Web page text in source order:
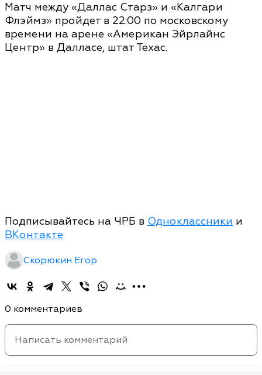
Матч между «Даллас Старз» и «Калгари
Флэймз» пройдет в 22:00 по московскому
времени на арене «Американ Эйрлайнс
Центр» в Далласе, штат Техас.
Подписывайтесь на ЧРБ в Одноклассники и
ВКонтакте
Скорюкин Егор
0 комментариев